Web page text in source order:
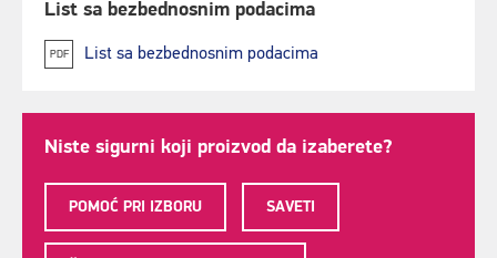
List sa bezbednosnim podacima
PDF List sa bezbednosnim podacima
Niste sigurni koji proizvod da izaberete?
POMOĆ PRI IZBORU SAVETI